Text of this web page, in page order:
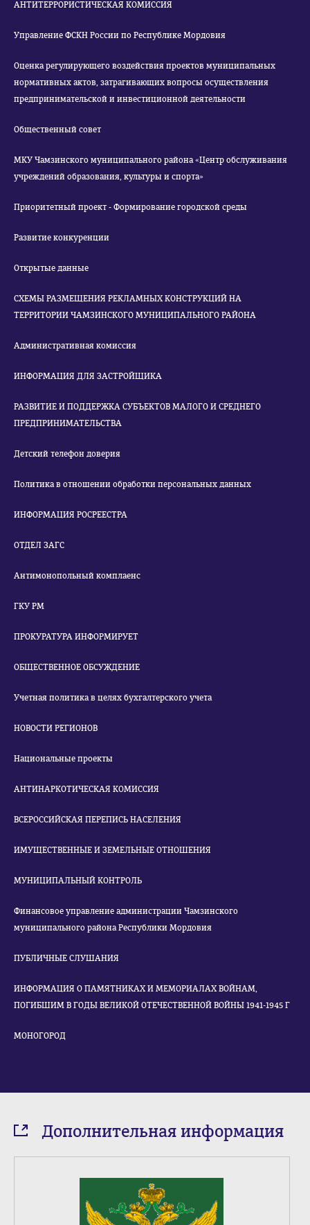
АНТИТЕРРОРИСТИЧЕСКАЯ КОМИССИЯ
Управление ФСКН России по Республике Мордовия
Оценка регулирующего воздействия проектов муниципальных
нормативных актов, затрагивающих вопросы осуществления
предпринимательской и инвестиционной деятельности
Общественный совет
МКУ Чамзинского муниципального района «Центр обслуживания
учреждений образования, культуры и спорта»
Приоритетный проект - Формирование городской среды
Развитие конкуренции
Открытые данные
СХЕМЫ РАЗМЕЩЕНИЯ РЕКЛАМНЫХ КОНСТРУКЦИЙ НА
ТЕРРИТОРИИ ЧАМЗИНСКОГО МУНИЦИПАЛЬНОГО РАЙОНА
Административная комиссия
ИНФОРМАЦИЯ ДЛЯ ЗАСТРОЙЩИКА
РАЗВИТИЕ И ПОДДЕРЖКА СУБЪЕКТОВ МАЛОГО И СРЕДНЕГО
ПРЕДПРИНИМАТЕЛЬСТВА
Детский телефон доверия
Политика в отношении обработки персональных данных
ИНФОРМАЦИЯ РОСРЕЕСТРА
ОТДЕЛ ЗАГС
Антимонопольный комплаенс
ГКУ РМ
ПРОКУРАТУРА ИНФОРМИРУЕТ
ОБЩЕСТВЕННОЕ ОБСУЖДЕНИЕ
Учетная политика в целях бухгалтерского учета
НОВОСТИ РЕГИОНОВ
Национальные проекты
АНТИНАРКОТИЧЕСКАЯ КОМИССИЯ
ВСЕРОССИЙСКАЯ ПЕРЕПИСЬ НАСЕЛЕНИЯ
ИМУЩЕСТВЕННЫЕ И ЗЕМЕЛЬНЫЕ ОТНОШЕНИЯ
МУНИЦИПАЛЬНЫЙ КОНТРОЛЬ
Финансовое управление администрации Чамзинского
муниципального района Республики Мордовия
ПУБЛИЧНЫЕ СЛУШАНИЯ
ИНФОРМАЦИЯ О ПАМЯТНИКАХ И МЕМОРИАЛАХ ВОЙНАМ,
ПОГИБШИМ В ГОДЫ ВЕЛИКОЙ ОТЕЧЕСТВЕННОЙ ВОЙНЫ 1941-1945 Г
МОНОГОРОД
Дополнительная информация